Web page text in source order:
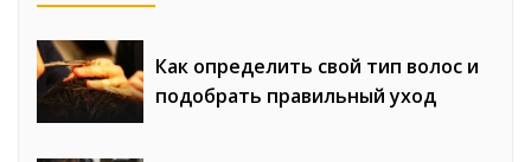
Как определить свой тип волос и
подобрать правильный уход